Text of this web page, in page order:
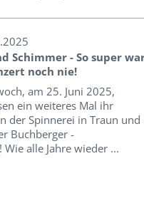
Schimmer - So super
noch nie!
am 25. Juni 2025,
ein weiteres Mal ihr
der Spinnerei in Traun und
Buchberger -
alle Jahre wieder ...